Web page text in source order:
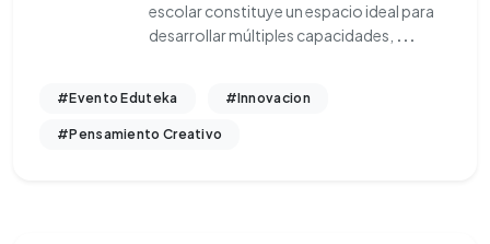
escolar constituye un espacio ideal para
desarrollar múltiples capacidades, ...
#Evento Eduteka #Innovacion
#Pensamiento Creativo